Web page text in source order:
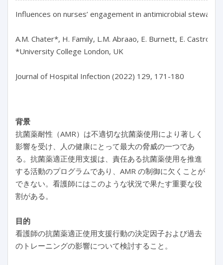
Influences on nurses’ engagement in antimicrobial
A.M. Chater*, H. Family, L.M. Abraao, E. Burnett, E. Castro-
*University College London, UK
Journal of Hospital Infection (2022) 129, 171-180
背景
抗菌薬耐性（AMR）は不適切な抗菌薬使用により著しく
影響を受け、人の健康にとって最大の脅威の一つであ
る。抗菌薬適正使用支援は、責任ある抗菌薬使用を推進
する活動のプログラムであり、AMR の制御に欠くことが
できない。看護師にはこのような状況で果たす重要な役
割がある。
目的
看護師の抗菌薬適正使用支援行動の決定因子および過去
のトレーニングの影響について検討すること。